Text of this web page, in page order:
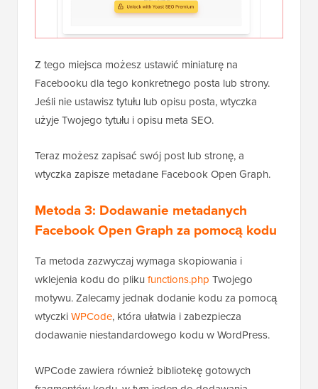
Z tego miejsca możesz ustawić miniaturę na
Facebooku dla tego konkretnego posta lub strony.
Jeśli nie ustawisz tytułu lub opisu posta, wtyczka
użyje Twojego tytułu i opisu meta SEO.
Teraz możesz zapisać swój post lub stronę, a
wtyczka zapisze metadane Facebook Open Graph.
Metoda 3: Dodawanie metadanych
Facebook Open Graph za pomocą kodu
Ta metoda zazwyczaj wymaga skopiowania i
wklejenia kodu do pliku functions.php Twojego
motywu. Zalecamy jednak dodanie kodu za pomocą
wtyczkiWPCode, która ułatwia i zabezpiecza
dodawanie niestandardowego kodu w WordPress.
WPCode zawiera również bibliotekę gotowych